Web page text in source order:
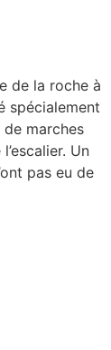
de la roche à
spécialement
de marches
Un
pas eu de